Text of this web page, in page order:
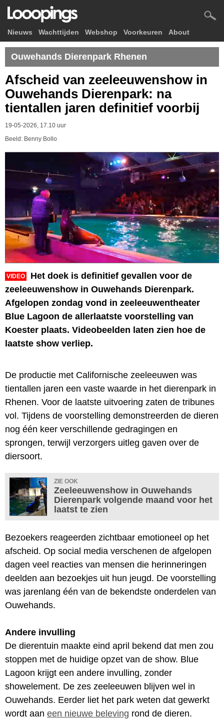
Nieuws Wachttijden Webshop Voorkeuren About
Ouwehands Dierenpark Rhenen
Afscheid van zeeleeuwenshow in
Ouwehands Dierenpark: na
tientallen jaren definitief voorbij
19-05-2026, 17.10 uur
Beeld: Benny Bollo
VIDEO
Het doek is definitief gevallen voor de
zeeleeuwenshow in Ouwehands Dierenpark.
Afgelopen zondag vond in zeeleeuwentheater
Blue Lagoon de allerlaatste voorstelling van
Koester plaats. Videobeelden laten zien hoe de
laatste show verliep.
De productie met Californische zeeleeuwen was
tientallen jaren een vaste waarde in het dierenpark in
Rhenen. Voor de laatste uitvoering zaten de tribunes
vol. Tijdens de voorstelling demonstreerden de dieren
nog één keer verschillende gedragingen en
sprongen, terwijl verzorgers uitleg gaven over de
diersoort.
ZIE OOK
Zeeleeuwenshow in Ouwehands
Dierenpark volgende maand voor het
laatst te zien
Bezoekers reageerden zichtbaar emotioneel op het
afscheid. Op social media verschenen de afgelopen
dagen veel reacties van mensen die herinneringen
deelden aan bezoekjes uit hun jeugd. De voorstelling
was jarenlang één van de bekendste onderdelen van
Ouwehands.
Andere invulling
De dierentuin maakte eind april bekend dat men zou
stoppen met de huidige opzet van de show. Blue
Lagoon krijgt een andere invulling, zonder
showelement. De zes zeeleeuwen blijven wel in
Ouwehands. Eerder liet het park weten dat gewerkt
wordt aan een nieuwe beleving rond de dieren.